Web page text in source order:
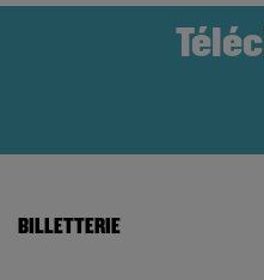
BILLETTERIE